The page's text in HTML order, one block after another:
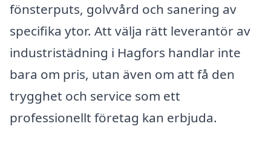
fönsterputs, golvvård och sanering av
specifika ytor. Att välja rätt leverantör av
industristädning i Hagfors handlar inte
bara om pris, utan även om att få den
trygghet och service som ett
professionellt företag kan erbjuda.